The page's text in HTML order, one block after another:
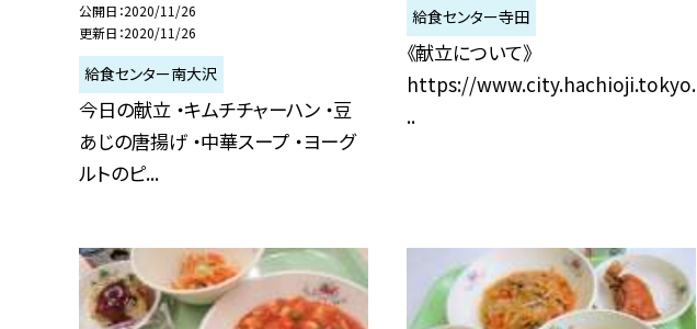
公開日 2020/11/26
更新日 2020/11/26
給食センター南大沢
今日の献立 ・キムチチャーハン ・豆
あじの唐揚げ ・中華スープ ・ヨーグ
ルトのピ...
給食センター寺田
《献立について》
https://www.city.hachioji.tokyo.
..